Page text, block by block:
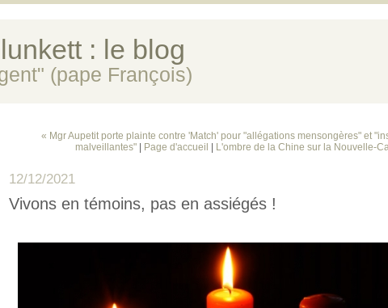
: le blog
(pape François)
« Mgr Aupetit porte plainte contre 'Match' pour "allégations mensongères" et
malveillantes"
Page d'accueil L'ombre de la Chine sur la Nouvelle-
12/12/2021
Vivons en témoins, pas en assiégés !